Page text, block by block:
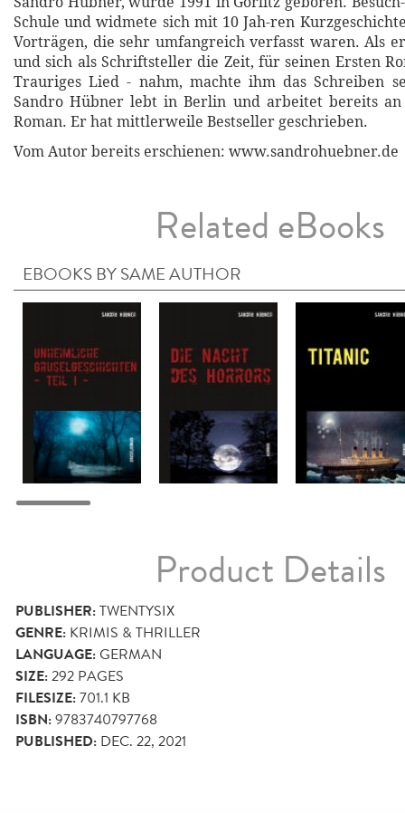
Schule und widmete sich mit 10 Jah-ren
Vorträgen, die sehr umfangreich verfasst waren. Als
und sich als Schriftsteller die Zeit, für seinen Ersten
Trauriges Lied - nahm, machte ihm das Schreiben
Sandro Hübner lebt in Berlin und arbeitet bereits an
Roman. Er hat mittlerweile Bestseller geschrieben.
Vom Autor bereits erschienen: www.sandrohuebner.de
Related eBooks
EBOOKS BY SAME AUTHOR
Product Details
PUBLISHER:TWENTYSIX
GENRE: KRIMIS & THRILLER
LANGUAGE:GERMAN
SIZE:292 PAGES
FILESIZE:701.1 KB
ISBN:9783740797768
PUBLISHED: DEC. 22, 2021